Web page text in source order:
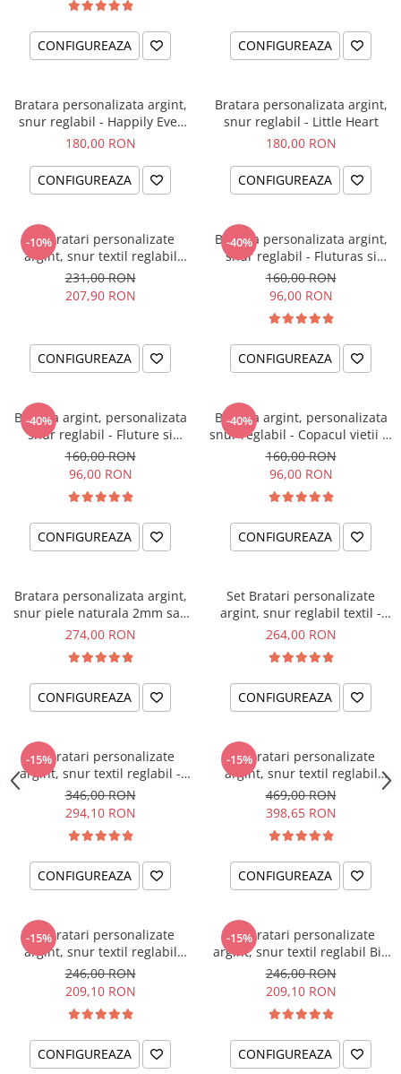
CONFIGUREAZA CONFIGUREAZA
Bratara personalizata argint,
snur reglabil - Happily Ever
After
180,00 RON
CONFIGUREAZA
Bratara personalizata argint,
snur reglabil - Little Heart
180,00 RON
CONFIGUREAZA
-10%
Set bratari personalizate
argint, snur textil reglabil
Little Brothers
231,00 RON
207,90 RON
CONFIGUREAZA
-40%
Bratara personalizata argint,
snur reglabil - Fluturas si
Cristal
160,00 RON
96,00 RON
CONFIGUREAZA
-40%
Bratara argint, personalizata
snur reglabil - Fluture si
Cristal
160,00 RON
96,00 RON
CONFIGUREAZA
-40%
Bratara argint, personalizata
snur reglabil - Copacul vietii si
Cristal
160,00 RON
96,00 RON
CONFIGUREAZA
Bratara personalizata argint,
snur piele naturala 2mm sau
textil Best Dad...
274,00 RON
CONFIGUREAZA
Set Bratari personalizate
argint, snur reglabil textil -
Sisters Love
264,00 RON
CONFIGUREAZA
-15%
Set bratari personalizate
argint, snur textil reglabil -
Love
346,00 RON
294,10 RON
CONFIGUREAZA
-15%
Set bratari personalizate
argint, snur textil reglabil
Familie
469,00 RON
398,65 RON
CONFIGUREAZA
-15%
Set bratari personalizate
argint, snur textil reglabil
Lovers
246,00 RON
209,10 RON
CONFIGUREAZA
-15%
Set bratari personalizate
argint, snur textil reglabil Big
Bro'-Lil' Sis
246,00 RON
209,10 RON
CONFIGUREAZA